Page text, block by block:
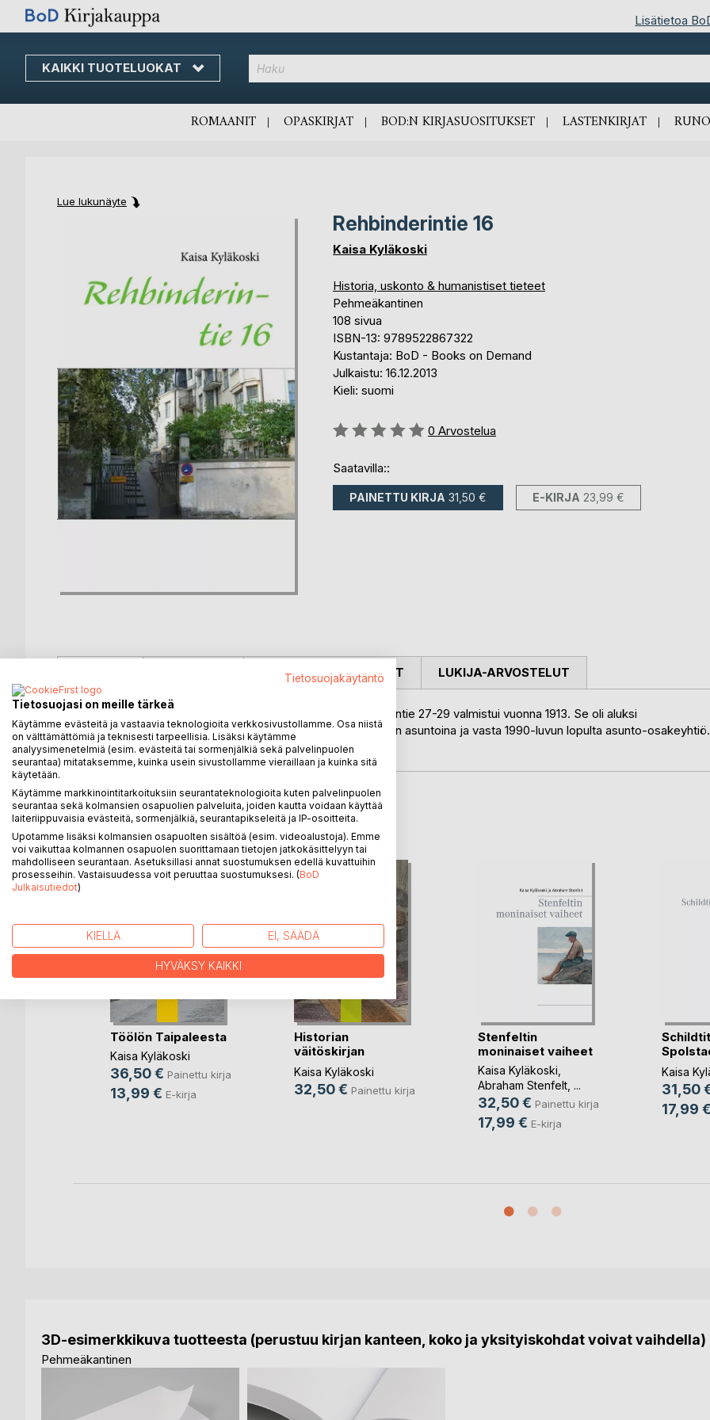
Lisätietoa
KAIKKI TUOTELUOKAT
Skip
Content
ROMAANIT OPASKIRJAT BOD:N KIRJASUOSITUKSET LASTENKIRJAT
Lue lukunäyte
Rehbinderintie 16
Kaisa Kyläkoski
Historia, uskonto & humanistiset tieteet
Pehmeäkantinen
108 sivua
ISBN-13: 9789522867322
Kustantaja: BoD - Books on Demand
Julkaistu: 16.12.2013
Kieli: suomi
Arvostelu::
0 Arvostelua
Saatavilla::
PAINETTU KIRJA 31,50 € E-KIRJA 23,99 €
Helsingin Eirassa sijaitseva Rehbinderintie 16 / Ehrensvärdintie 27-29 valmistui vuonna 1913. Se oli aluksi
vuokrakasarmi, sitten vuosikymmeniä pankin työntekijöiden asuntoina ja vasta 1990-luvun lopulta asunto-osakeyhtiö.
Kirja kertoo talon ja asukkaiden vaiheista.
LEHDISTÖARVOSTELUT LUKIJA-ARVOSTELUT
LISÄÄ KIRJOJA BoD:LLA
Töölön Taipaleesta
Kaisa Kyläkoski
36,50 € Painettu kirja
13,99 € E-kirja
Historian
väitöskirjan
tekemisestä
Kaisa Kyläkoski
32,50 € Painettu kirja
Stenfeltin
moninaiset vaiheet
Kaisa Kyläkoski
Abraham Stenfelt, ...
32,50 € Painettu kirja
17,99 € E-kirja
Kaisa
31,50
17,99 €
3D-esimerkkikuva tuotteesta (perustuu kirjan kanteen, koko ja yksityiskohdat voivat vaihdella)
Pehmeäkantinen
Tietosuojakäytäntö
Tietosuojasi on meille tärkeä
Käytämme evästeitä ja vastaavia teknologioita verkkosivustollamme. Osa niistä
on välttämättömiä ja teknisesti tarpeellisia. Lisäksi käytämme
analyysimenetelmiä (esim. evästeitä tai sormenjälkiä sekä palvelinpuolen
seurantaa) mitataksemme, kuinka usein sivustollamme vieraillaan ja kuinka sitä
käytetään.
Käytämme markkinointitarkoituksiin seurantateknologioita kuten palvelinpuolen
seurantaa sekä kolmansien osapuolien palveluita, joiden kautta voidaan käyttää
laiteriippuvaisia evästeitä, sormenjälkiä, seurantapikseleitä ja IP-osoitteita.
Upotamme lisäksi kolmansien osapuolten sisältöä (esim. videoalustoja). Emme
voi vaikuttaa kolmannen osapuolen suorittamaan tietojen jatkokäsittelyyn tai
mahdolliseen seurantaan. Asetuksillasi annat suostumuksen edellä kuvattuihin
prosesseihin. Vastaisuudessa voit peruuttaa suostumuksesi. (BoD
Julkaisutiedot)
KIELLÄ EI, SÄÄDÄ
HYVÄKSY KAIKKI